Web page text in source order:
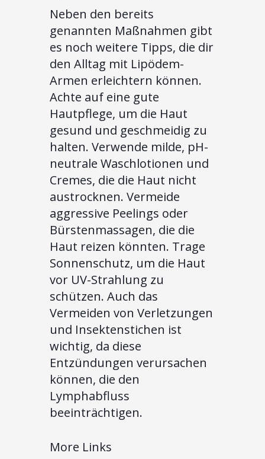
Neben den bereits
genannten Maßnahmen gibt
es noch weitere Tipps, die dir
den Alltag mit Lipödem-
Armen erleichtern können.
Achte auf eine gute
Hautpflege, um die Haut
gesund und geschmeidig zu
halten. Verwende milde, pH-
neutrale Waschlotionen und
Cremes, die die Haut nicht
austrocknen. Vermeide
aggressive Peelings oder
Bürstenmassagen, die die
Haut reizen könnten. Trage
Sonnenschutz, um die Haut
vor UV-Strahlung zu
schützen. Auch das
Vermeiden von Verletzungen
und Insektenstichen ist
wichtig, da diese
Entzündungen verursachen
können, die den
Lymphabfluss
beeinträchtigen.
More Links